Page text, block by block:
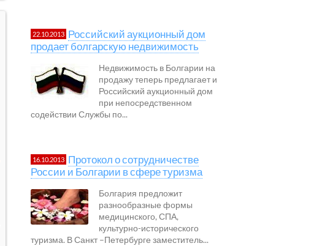
22.10.2013 Российский аукционный дом
продает болгарскую недвижимость
Недвижимость в Болгарии на
продажу теперь предлагает и
Российский аукционный дом
при непосредственном
содействии Службы по...
16.10.2013 Протокол о сотрудничестве
России и Болгарии в сфере туризма
Болгария предложит
разнообразные формы
медицинского, СПА,
культурно-исторического
туризма. В Санкт –Петербурге заместитель...